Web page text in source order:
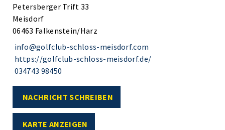
Petersberger Trift 33
Meisdorf
06463 Falkenstein/Harz
info@golfclub-schloss-meisdorf.com
https://golfclub-schloss-meisdorf.de/
034743 98450
NACHRICHT SCHREIBEN
KARTE ANZEIGEN